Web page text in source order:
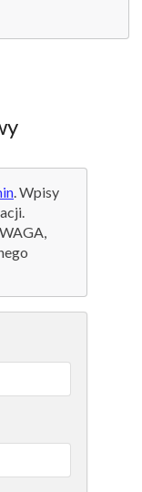
. Wpisy